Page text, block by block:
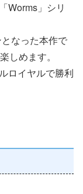
Worms」シリ
なった本作で
しめます。
ロイヤルで勝利